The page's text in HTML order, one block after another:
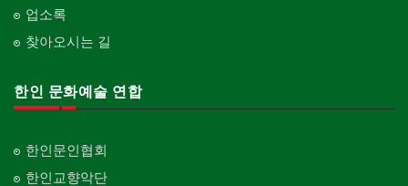
업소록
찾아오시는 길
한인 문화예술 연합
한인문인협회
한인교향악단